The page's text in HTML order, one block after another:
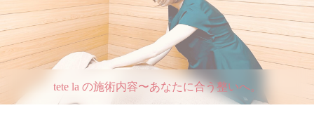
tete la の施術内容〜あなたに合う整いへ。